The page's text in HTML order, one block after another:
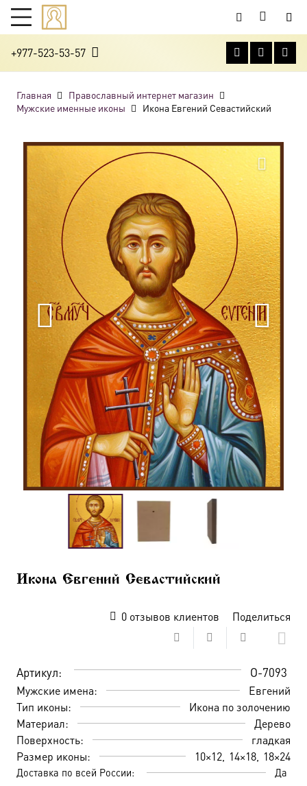
+977-523-53-57
Главная
Православный интернет магазин
Мужские именные иконы
Икона Евгений Севастийский
Икона Евгений Севастийский
0отзывов клиентов Поделиться
Артикул: O-7093
Мужские имена:
Евгений
Тип иконы:
Икона по золочению
Материал:
Дерево
Поверхность:
гладкая
Размер иконы:
10×12 14×18 18×24
Доставка по всей России: Да